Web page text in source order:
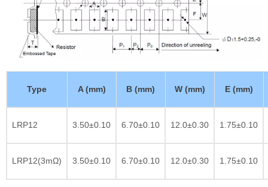
Type A (mm) B (mm) W (mm) E (mm)
LRP12 3.50±0.10 6.70±0.10 12.0±0.30 1.75±0.10
LRP12(3mΩ) 3.50±0.10 6.70±0.10 12.0±0.30 1.75±0.10